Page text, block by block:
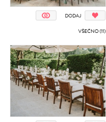
DODAJ
VŠEČNO (11)